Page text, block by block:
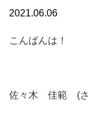
2021.06.06
こんばんは！
佐々木 佳範 (さ